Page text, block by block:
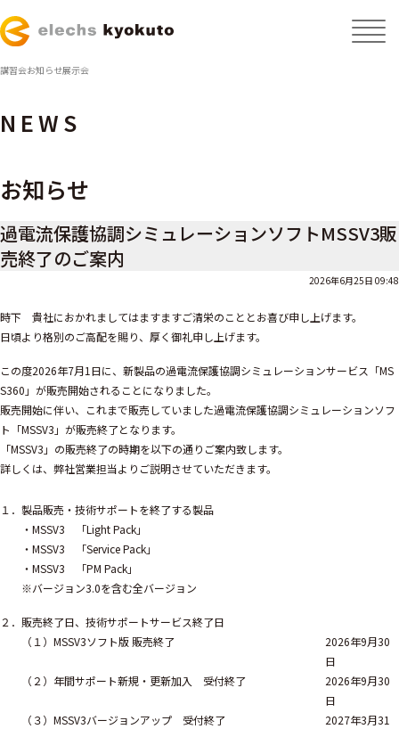
講習会お知らせ展示会
NEWS
お知らせ
過電流保護協調シミュレーションソフトMSSV3販
売終了のご案内
2026年6月25日 09:48
時下 貴社におかれましてはますますご清栄のこととお喜び申し上げます。
日頃より格別のご高配を賜り、厚く御礼申し上げます。
この度2026年7月1日に、新製品の過電流保護協調シミュレーションサービス「MS
S360」が販売開始されることになりました。
販売開始に伴い、これまで販売していました過電流保護協調シミュレーションソフ
ト「MSSV3」が販売終了となります。
「MSSV3」の販売終了の時期を以下の通りご案内致します。
詳しくは、弊社営業担当よりご説明させていただきます。
１．製品販売・技術サポートを終了する製品
・MSSV3 「Light Pack」
・MSSV3 「Service Pack」
・MSSV3 「PM Pack」
※バージョン3.0を含む全バージョン
２．販売終了日、技術サポートサービス終了日
（１）MSSV3ソフト版 販売終了
2026年9月30
日
（２）年間サポート新規・更新加入 受付終了
2026年9月30
日
（３）MSSV3バージョンアップ 受付終了
2027年3月31